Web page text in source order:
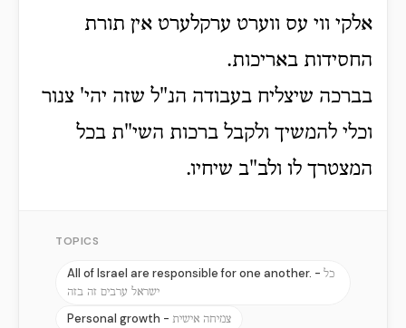
אלקי ווי עס ווערט ערקלערט אין תורת
החסידות באריכות.
בברכה שיצליח בעבודה הנ"ל שזה יהי' צנור
וכלי להמשיך ולקבל ברכות השי"ת בכל
המצטרך לו ולב"ב שיחיו.
TOPICS
All of Israel are responsible for one another. - כל
ישראל ערבים זה בזה
Personal growth - צמיחה אישית